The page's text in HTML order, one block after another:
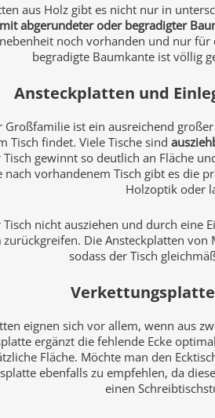
aus Holz gibt es nicht nur in
mit abgerundeter oder begradigter
noch vorhanden und nur
begradigte Baumkante ist völlig
Ansteckplatten und
Großfamilie ist ein ausreichend
Tisch findet. Viele Tische sind
gewinnt so deutlich an Fläche
nach vorhandenem Tisch gibt es die
Holzoptik oder
Tisch nicht ausziehen und durch eine
zurückgreifen. Die Ansteckplatten von
sodass der Tisch
eignen sich vor allem, wenn aus
ergänzt die fehlende Ecke
Fläche. Möchte man den
ebenfalls zu empfehlen, da
einen